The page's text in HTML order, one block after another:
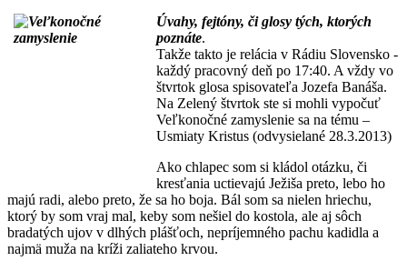
Úvahy, fejtóny, či glosy tých, ktorých
poznáte.
Takže takto je relácia v Rádiu Slovensko -
každý pracovný deň po 17:40. A vždy vo
štvrtok glosa spisovateľa Jozefa Banáša.
Na Zelený štvrtok ste si mohli vypočuť
Veľkonočné zamyslenie sa na tému –
Usmiaty Kristus (odvysielané 28.3.2013)
Ako chlapec som si kládol otázku, či
kresťania uctievajú Ježiša preto, lebo ho
majú radi, alebo preto, že sa ho boja. Bál som sa nielen hriechu,
ktorý by som vraj mal, keby som nešiel do kostola, ale aj sôch
bradatých ujov v dlhých plášťoch, nepríjemného pachu kadidla a
najmä muža na kríži zaliateho krvou.